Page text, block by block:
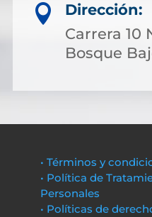

Dirección:
Carrera 10
Bosque
• Términos y
• Política de
Personales
• Políticas de